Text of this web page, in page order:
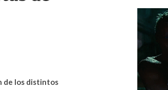
de los distintos